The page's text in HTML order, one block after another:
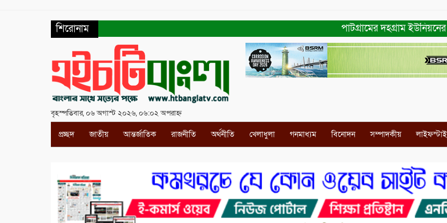
শিরোনাম পাটগ্রামের দহগ্রাম ইউনিয়নের
বৃহস্পতিবার, ০৬ অগাস্ট ২০২৬, ০৬:০২ অপরাহ্ন
প্রচ্ছদ জাতীয় আন্তর্জাতিক রাজনীতি অর্থনীতি খেলাধুলা গনমাধ্যম বিনোদন সম্পাদকীয়